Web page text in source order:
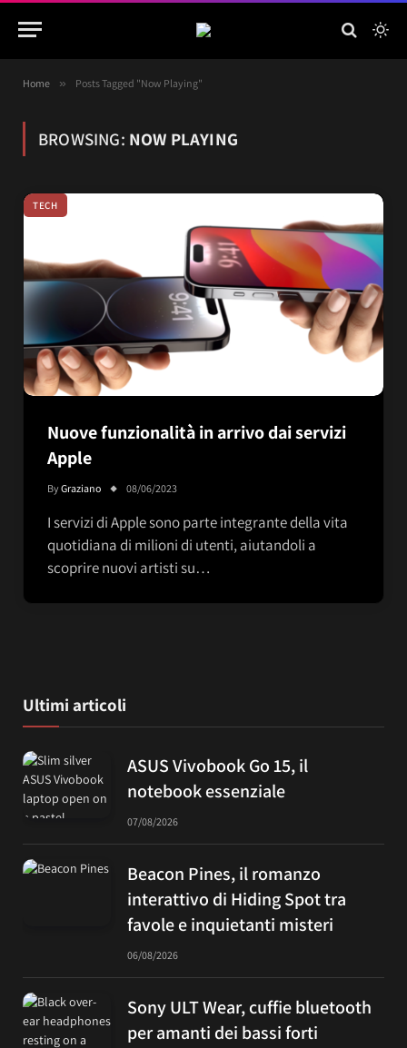
Home » Posts Tagged "Now Playing"
BROWSING: NOW PLAYING
TECH
Nuove funzionalità in arrivo dai servizi
Apple
ByGraziano 08/06/2023
I servizi di Apple sono parte integrante della vita
quotidiana di milioni di utenti, aiutandoli a
scoprire nuovi artisti su…
Ultimi articoli
ASUS Vivobook Go 15, il
notebook essenziale
07/08/2026
Beacon Pines, il romanzo
interattivo di Hiding Spot tra
favole e inquietanti misteri
06/08/2026
Sony ULT Wear, cuffie bluetooth
per amanti dei bassi forti